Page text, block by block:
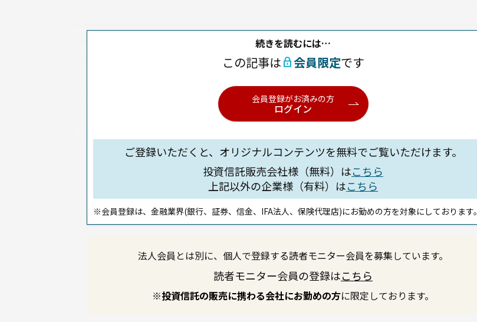
続きを読むには…
この記事は 会員限定です
会員登録がお済みの方
ログイン
ご登録いただくと、オリジナルコンテンツを無料でご覧いただけます。
投資信託販売会社様（無料）はこちら
上記以外の企業様（有料）はこちら
※会員登録は、金融業界(銀行、証券、信金、IFA法人、保険代理店)にお勤めの方を対象にしております。
法人会員とは別に、個人で登録する読者モニター会員を募集しています。
読者モニター会員の登録はこちら
※投資信託の販売に携わる会社にお勤めの方に限定しております。